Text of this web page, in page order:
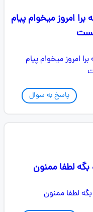
امروز میخوام پیام
پاسخ به سوال
لطفا ممنون